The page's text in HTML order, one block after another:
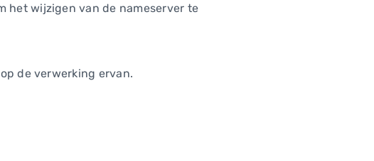
het wijzigen van de nameserver te
de verwerking ervan.